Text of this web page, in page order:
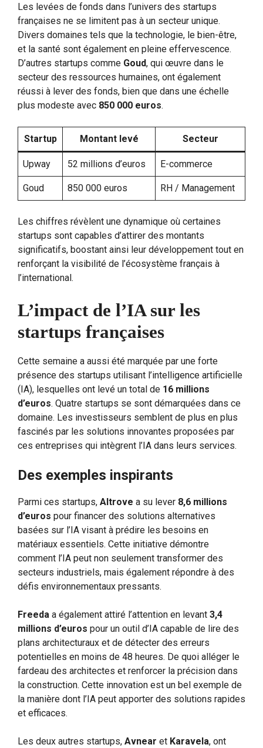
Les levées de fonds dans l’univers des startups
françaises ne se limitent pas à un secteur unique.
Divers domaines tels que la technologie, le bien-être,
et la santé sont également en pleine effervescence.
D’autres startups comme Goud, qui œuvre dans le
secteur des ressources humaines, ont également
réussi à lever des fonds, bien que dans une échelle
plus modeste avec 850 000 euros.
Startup Montant levé Secteur
Upway 52 millions d’euros E-commerce
Goud 850 000 euros RH / Management
Les chiffres révèlent une dynamique où certaines
startups sont capables d’attirer des montants
significatifs, boostant ainsi leur développement tout en
renforçant la visibilité de l’écosystème français à
l’international.
L’impact de l’IA sur les
startups françaises
Cette semaine a aussi été marquée par une forte
présence des startups utilisant l’intelligence artificielle
(IA), lesquelles ont levé un total de 16 millions
d’euros. Quatre startups se sont démarquées dans ce
domaine. Les investisseurs semblent de plus en plus
fascinés par les solutions innovantes proposées par
ces entreprises qui intègrent l’IA dans leurs services.
Des exemples inspirants
Parmi ces startups, Altrove a su lever 8,6 millions
d’euros pour financer des solutions alternatives
basées sur l’IA visant à prédire les besoins en
matériaux essentiels. Cette initiative démontre
comment l’IA peut non seulement transformer des
secteurs industriels, mais également répondre à des
défis environnementaux pressants.
Freeda a également attiré l’attention en levant 3,4
millions d’euros pour un outil d’IA capable de lire des
plans architecturaux et de détecter des erreurs
potentielles en moins de 48 heures. De quoi alléger le
fardeau des architectes et renforcer la précision dans
la construction. Cette innovation est un bel exemple de
la manière dont l’IA peut apporter des solutions rapides
et efficaces.
Les deux autres startups, Avnear et Karavela, ont